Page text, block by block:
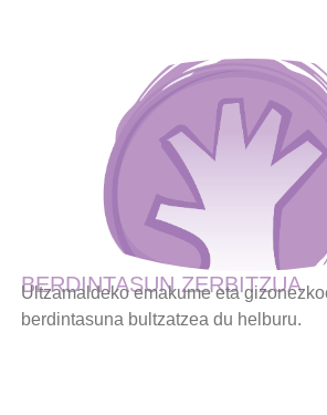
BERDINTASUN ZERBITZUA
Ultzamaldeko emakume eta
berdintasuna bultzatzea du helburu.